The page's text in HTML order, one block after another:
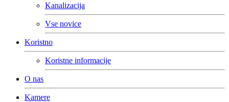
Kanalizacija
Vse novice
Koristno
Koristne informacije
O nas
Kamere